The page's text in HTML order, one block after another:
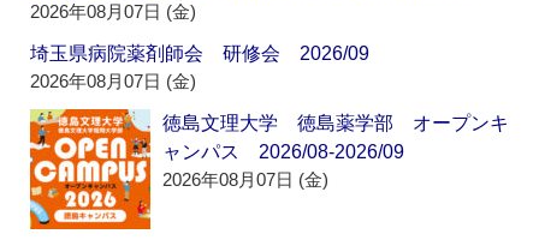
2026年08月07日 (金)
埼玉県病院薬剤師会 研修会 2026/09
2026年08月07日 (金)
徳島文理大学 徳島薬学部 オープンキ
ャンパス 2026/08-2026/09
2026年08月07日 (金)